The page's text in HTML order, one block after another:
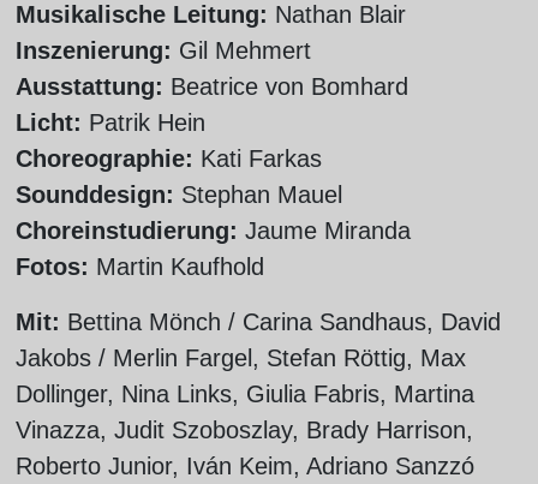
Musikalische Leitung: Nathan Blair
Inszenierung: Gil Mehmert
Ausstattung: Beatrice von Bomhard
Licht: Patrik Hein
Choreographie: Kati Farkas
Sounddesign: Stephan Mauel
Choreinstudierung: Jaume Miranda
Fotos: Martin Kaufhold
Mit: Bettina Mönch / Carina Sandhaus, David
Jakobs / Merlin Fargel, Stefan Röttig, Max
Dollinger, Nina Links, Giulia Fabris, Martina
Vinazza, Judit Szoboszlay, Brady Harrison,
Roberto Junior, Iván Keim, Adriano Sanzzó